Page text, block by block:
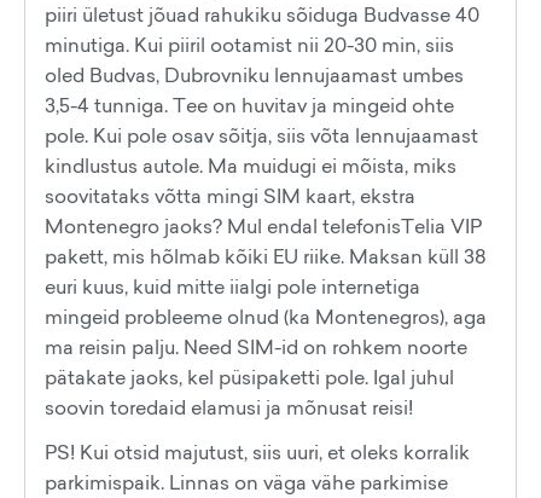
piiri ületust jõuad rahukiku sõiduga Budvasse 40
minutiga. Kui piiril ootamist nii 20-30 min, siis
oled Budvas, Dubrovniku lennujaamast umbes
3,5-4 tunniga. Tee on huvitav ja mingeid ohte
pole. Kui pole osav sõitja, siis võta lennujaamast
kindlustus autole. Ma muidugi ei mõista, miks
soovitataks võtta mingi SIM kaart, ekstra
Montenegro jaoks? Mul endal telefonisTelia VIP
pakett, mis hõlmab kõiki EU riike. Maksan küll 38
euri kuus, kuid mitte iialgi pole internetiga
mingeid probleeme olnud (ka Montenegros), aga
ma reisin palju. Need SIM-id on rohkem noorte
pätakate jaoks, kel püsipaketti pole. Igal juhul
soovin toredaid elamusi ja mõnusat reisi!
PS! Kui otsid majutust, siis uuri, et oleks korralik
parkimispaik. Linnas on väga vähe parkimise